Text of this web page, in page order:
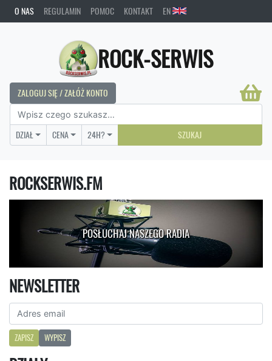
O NAS REGULAMIN POMOC KONTAKT EN
ROCK-SERWIS
ZALOGUJ SIĘ / ZAŁÓŻ KONTO
DZIAŁ CENA 24H? SZUKAJ
ROCKSERWIS.FM
POSŁUCHAJ NASZEGO RADIA
NEWSLETTER
ZAPISZ WYPISZ